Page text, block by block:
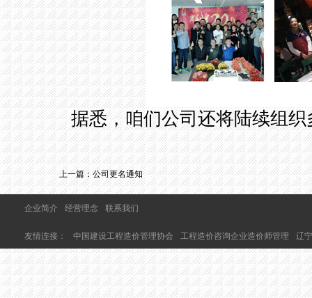
据悉，咱们公司还将陆续组
上一篇：公司更名通知
企业简介 经营理念 联系我们
友情连接： 中国建设工程造价管理协会 工程造价咨询企业造价师管理 辽